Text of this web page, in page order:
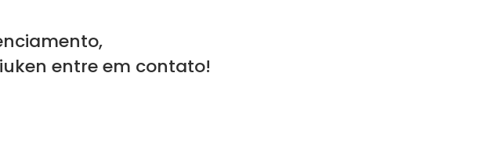
entre em contato!